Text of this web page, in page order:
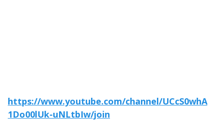
https://www.youtube.com/channel/UCcS0whA
1Do00lUk-uNLtbIw/join